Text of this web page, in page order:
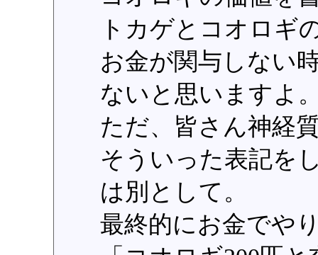
トカゲとコオロギ
お金が関与しない
ないと思いますよ
ただ、皆さん神経
そういった表記を
は別として。
最終的にお金でや